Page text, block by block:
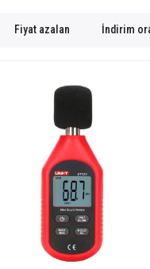
Fiyat azalan İndirim